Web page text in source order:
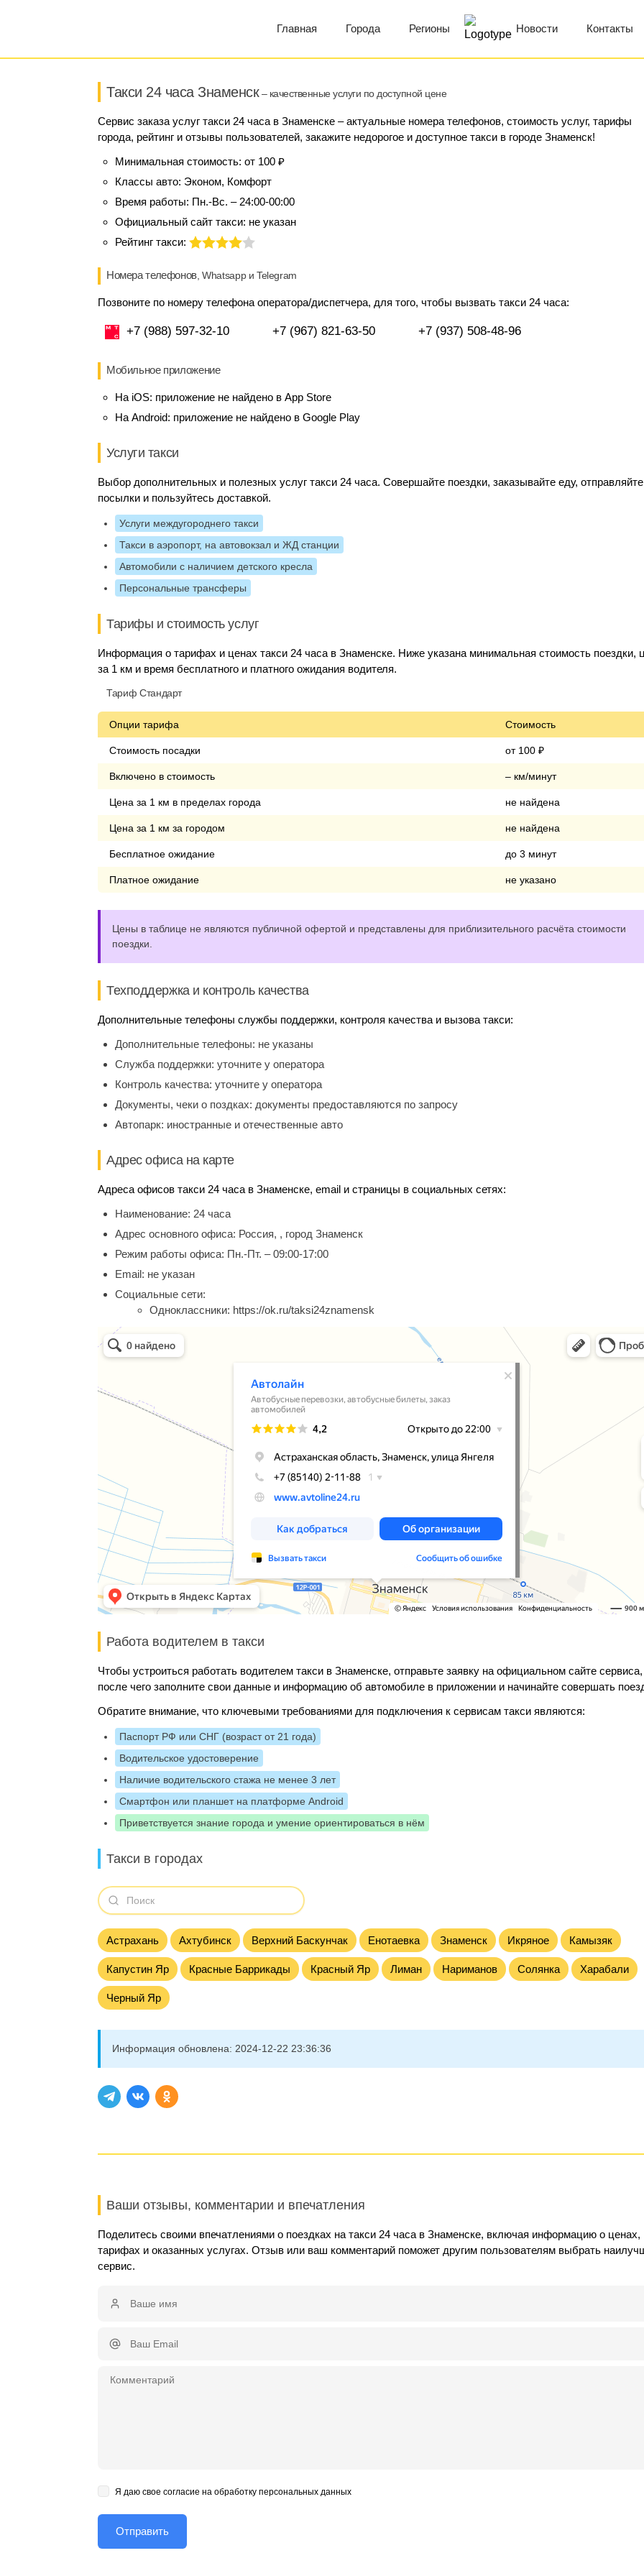
Главная Города Регионы Новости Контакты
Такси 24 часа Знаменск– качественные услуги по доступной цене
Сервис заказа услуг такси 24 часа в Знаменске – актуальные номера телефонов, стоимость услуг, тарифы
города, рейтинг и отзывы пользователей, закажите недорогое и доступное такси в городе Знаменск!
Минимальная стоимость: от 100 ₽
Классы авто: Эконом, Комфорт
Время работы: Пн.-Вс. – 24:00-00:00
Официальный сайт такси: не указан
Рейтинг такси:
Номера телефонов, Whatsapp и Telegram
Позвоните по номеру телефона оператора/диспетчера, для того, чтобы вызвать такси 24 часа:
+7 (988) 597-32-10 +7 (967) 821-63-50 +7 (937) 508-48-96
Мобильное приложение
На iOS: приложение не найдено в App Store
На Android: приложение не найдено в Google Play
Услуги такси
Выбор дополнительных и полезных услуг такси 24 часа. Совершайте поездки, заказывайте еду, отправляйте
посылки и пользуйтесь доставкой.
Услуги междугороднего такси
Такси в аэропорт, на автовокзал и ЖД станции
Автомобили с наличием детского кресла
Персональные трансферы
Тарифы и стоимость услуг
Информация о тарифах и ценах такси 24 часа в Знаменске. Ниже указана минимальная стоимость поездки,
за 1 км и время бесплатного и платного ожидания водителя.
Тариф Стандарт
Опции тарифа Стоимость
Стоимость посадки от 100 ₽
Включено в стоимость – км/минут
Цена за 1 км в пределах города не найдена
Цена за 1 км за городом не найдена
Бесплатное ожидание до 3 минут
Платное ожидание не указано
Цены в таблице не являются публичной офертой и представлены для приблизительного расчёта стоимости
поездки.
Техподдержка и контроль качества
Дополнительные телефоны службы поддержки, контроля качества и вызова такси:
Дополнительные телефоны: не указаны
Служба поддержки: уточните у оператора
Контроль качества: уточните у оператора
Документы, чеки о поздках: документы предоставляются по запросу
Автопарк: иностранные и отечественные авто
Адрес офиса на карте
Адреса офисов такси 24 часа в Знаменске, email и страницы в социальных сетях:
Наименование: 24 часа
Адрес основного офиса: Россия, , город Знаменск
Режим работы офиса: Пн.-Пт. – 09:00-17:00
Email: не указан
Социальные сети:
Одноклассники: https://ok.ru/taksi24znamensk
Работа водителем в такси
Чтобы устроиться работать водителем такси в Знаменске, отправьте заявку на официальном сайте сервиса,
после чего заполните свои данные и информацию об автомобиле в приложении и начинайте совершать
Обратите внимание, что ключевыми требованиями для подключения к сервисам такси являются:
Паспорт РФ или СНГ (возраст от 21 года)
Водительское удостоверение
Наличие водительского стажа не менее 3 лет
Смартфон или планшет на платформе Android
Приветствуется знание города и умение ориентироваться в нём
Такси в городах
Астрахань Ахтубинск Верхний Баскунчак Енотаевка Знаменск Икряное Камызяк
Капустин Яр Красные Баррикады Красный Яр Лиман Нариманов Солянка Харабали
Черный Яр
Информация обновлена: 2024-12-22 23:36:36
Ваши отзывы, комментарии и впечатления
Поделитесь своими впечатлениями о поездках на такси 24 часа в Знаменске, включая информацию о ценах,
тарифах и оказанных услугах. Отзыв или ваш комментарий поможет другим пользователям выбрать
сервис.
Я даю свое согласие на обработку персональных данных